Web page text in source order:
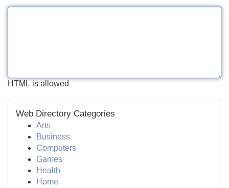
HTML is allowed
Web Directory Categories
Arts
Business
Computers
Games
Health
Home